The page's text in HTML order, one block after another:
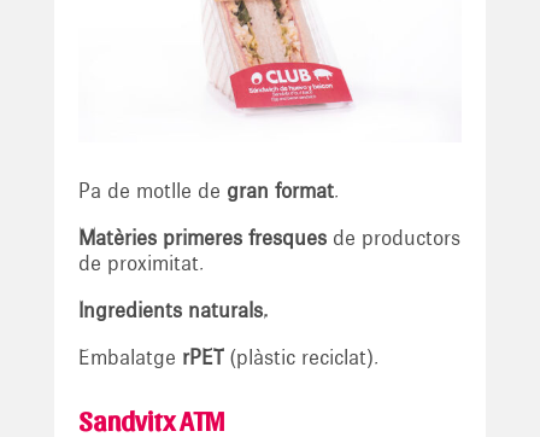
Pa de motlle de gran format.
Matèries primeres fresquesde productors
de proximitat.
Ingredients naturals.
Embalatge rPET(plàstic reciclat).
Sandvitx ATM